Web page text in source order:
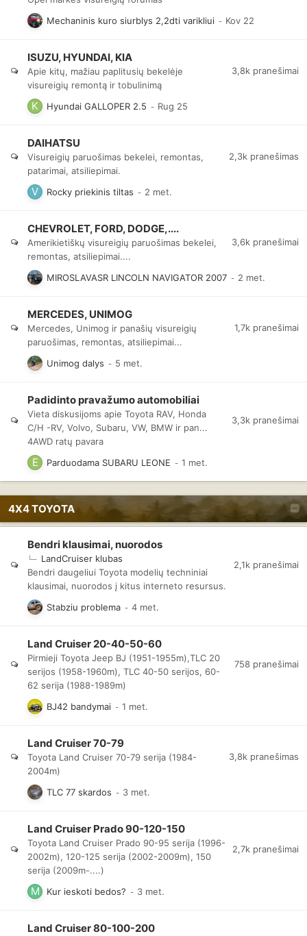
Mechaninis kuro siurblys 2,2dti varikliui
ISUZU, HYUNDAI, KIA
Apie kitų, mažiau paplitusių bekelėje
visureigių remontą ir tobulinimą
3,8k pranešimai
Hyundai GALLOPER 2.5
DAIHATSU
Visureigių paruošimas bekelei, remontas,
patarimai, atsiliepimai.
2,3k pranešimas
Rocky priekinis tiltas
CHEVROLET, FORD, DODGE,....
Amerikietiškų visureigių paruošimas bekelei,
remontas, atsiliepimai....
3,6k pranešimai
MIROSLAVASR LINCOLN NAVIGATOR 2007
MERCEDES, UNIMOG
Mercedes, Unimog ir panašių visureigių
paruošimas, remontas, atsiliepimai...
1,7k pranešimai
Unimog dalys
Padidinto pravažumo automobiliai
Vieta diskusijoms apie Toyota RAV, Honda
C/H -RV, Volvo, Subaru, VW, BMW ir pan...
4AWD ratų pavara
3,3k pranešimai
Parduodama SUBARU LEONE
4X4 TOYOTA
Bendri klausimai, nuorodos
LandCruiser klubas
Bendri daugeliui Toyota modelių techniniai
klausimai, nuorodos į kitus interneto resursus.
2,1k pranešimai
Stabziu problema
Land Cruiser 20-40-50-60
Pirmieji Toyota Jeep BJ (1951-1955m),TLC 20
serijos (1958-1960m), TLC 40-50 serijos, 60-
62 serija (1988-1989m)
758 pranešimai
BJ42 bandymai
Land Cruiser 70-79
Toyota Land Cruiser 70-79 serija (1984-
2004m)
3,8k pranešimas
TLC 77 skardos
Land Cruiser Prado 90-120-150
Toyota Land Cruiser Prado 90-95 serija (1996-
2002m), 120-125 serija (2002-2009m), 150
serija (2009m-....)
2,7k pranešimai
Kur ieskoti bedos?
Land Cruiser 80-100-200